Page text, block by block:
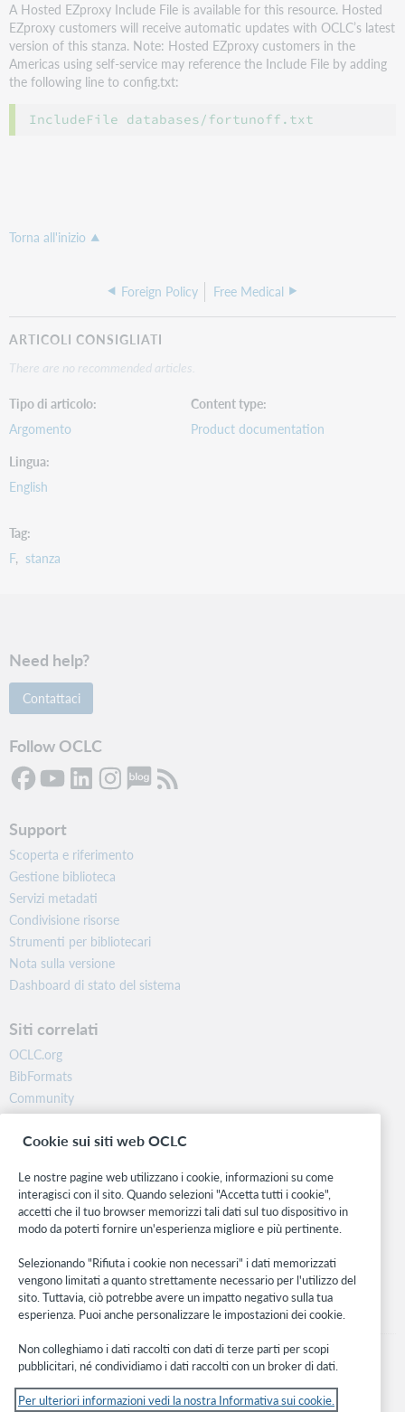
A Hosted EZproxy Include File is available for this resource. Hosted
EZproxy customers will receive automatic updates with OCLC’s latest
version of this stanza. Note: Hosted EZproxy customers in the
Americas using self-service may reference the Include File by adding
the following line to config.txt:
Torna all'inizio
Foreign Policy Free Medical
ARTICOLI CONSIGLIATI
There are no recommended articles.
Tipo di articolo
Argomento
Content type
Product documentation
Lingua
English
Tag
F stanza
Need help?
Contattaci
Follow OCLC
Support
Scoperta e riferimento
Gestione biblioteca
Servizi metadati
Condivisione risorse
Strumenti per bibliotecari
Nota sulla versione
Dashboard di stato del sistema
Siti correlati
OCLC.org
BibFormats
Community
Ricerca
WebJunction
Stay in the know.
Ricevi gli ultimi aggiornamenti di prodotti, ricerche, eventi e molto
altro direttamente nella tua casella di posta.
Subscribe now
Cookie sui siti web OCLC
Le nostre pagine web utilizzano i cookie, informazioni su come
interagisci con il sito. Quando selezioni "Accetta tutti i cookie",
accetti che il tuo browser memorizzi tali dati sul tuo dispositivo in
modo da poterti fornire un'esperienza migliore e più pertinente.
Selezionando "Rifiuta i cookie non necessari" i dati memorizzati
vengono limitati a quanto strettamente necessario per l'utilizzo del
sito. Tuttavia, ciò potrebbe avere un impatto negativo sulla tua
esperienza. Puoi anche personalizzare le impostazioni dei cookie.
Non colleghiamo i dati raccolti con dati di terze parti per scopi
pubblicitari, né condividiamo i dati raccolti con un broker di dati.
Per ulteriori informazioni vedi la nostra Informativa sui cookie.